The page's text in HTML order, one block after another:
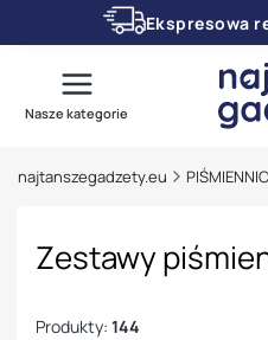
Ekspresowa
Nasze kategorie
najtanszegadzety.eu
Zestawy
Produkty: 144